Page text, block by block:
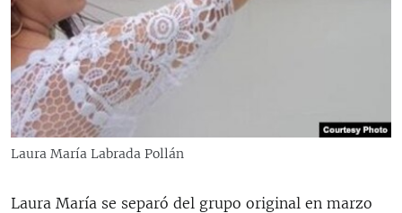
Laura María Labrada Pollán
Laura María se separó del grupo original en marzo